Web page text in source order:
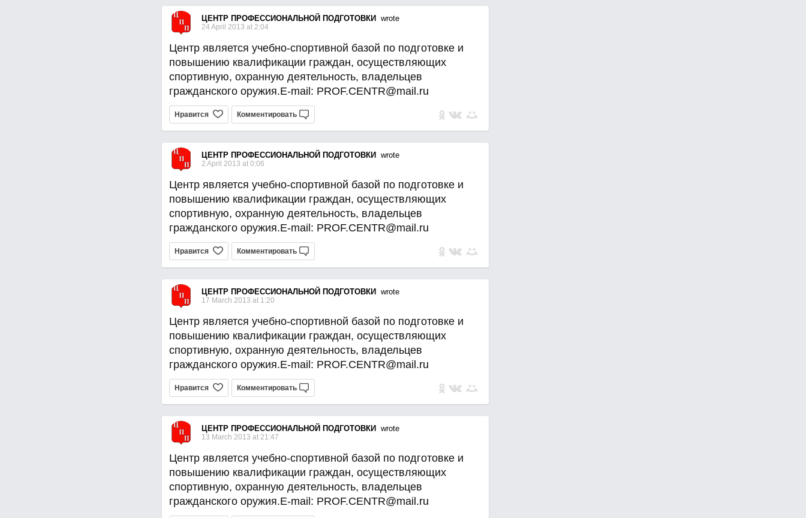
ЦЕНТР ПРОФЕССИОНАЛЬНОЙ ПОДГОТОВКИwrote
24 April 2013 at 2:04
Центр является учебно-спортивной базой по подготовке и
повышению квалификации граждан, осуществляющих
спортивную, охранную деятельность, владельцев
гражданского оружия.E-mail: PROF.CENTR@mail.ru
Нравится Комментировать
ЦЕНТР ПРОФЕССИОНАЛЬНОЙ ПОДГОТОВКИwrote
2 April 2013 at 0:06
Центр является учебно-спортивной базой по подготовке и
повышению квалификации граждан, осуществляющих
спортивную, охранную деятельность, владельцев
гражданского оружия.E-mail: PROF.CENTR@mail.ru
Нравится Комментировать
ЦЕНТР ПРОФЕССИОНАЛЬНОЙ ПОДГОТОВКИwrote
17 March 2013 at 1:20
Центр является учебно-спортивной базой по подготовке и
повышению квалификации граждан, осуществляющих
спортивную, охранную деятельность, владельцев
гражданского оружия.E-mail: PROF.CENTR@mail.ru
Нравится Комментировать
ЦЕНТР ПРОФЕССИОНАЛЬНОЙ ПОДГОТОВКИwrote
13 March 2013 at 21:47
Центр является учебно-спортивной базой по подготовке и
повышению квалификации граждан, осуществляющих
спортивную, охранную деятельность, владельцев
гражданского оружия.E-mail: PROF.CENTR@mail.ru